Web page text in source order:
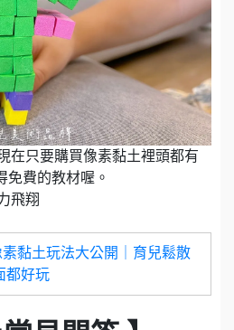
在只要購買像素黏土裡頭都有
免費的教材喔。
飛翔
素黏土玩法大公開｜育兒鬆散
都好玩